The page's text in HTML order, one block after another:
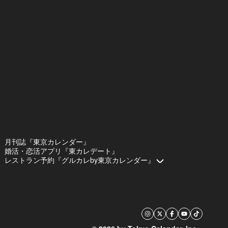
月刊誌『東京カレンダー』
婚活・恋活アプリ『東カレデート』
レストラン予約『グルカレby東京カレンダー』